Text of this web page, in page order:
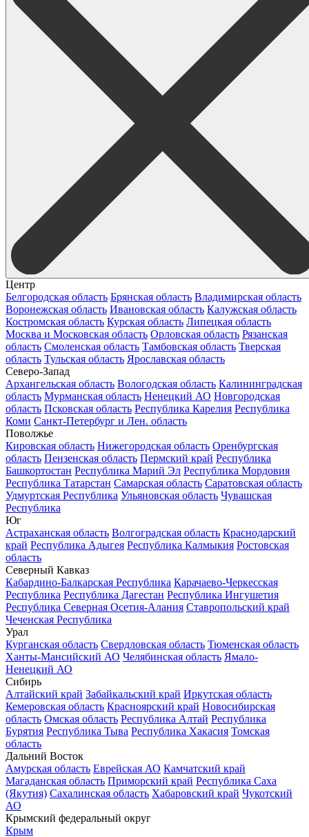
Центр
Белгородская область Брянская область Владимирская область
Воронежская область Ивановская область Калужская область
Костромская область Курская область Липецкая область
Москва и Московская область Орловская область Рязанская
область Смоленская область Тамбовская область Тверская
область Тульская область Ярославская область
Северо-Запад
Архангельская область Вологодская область Калининградская
область Мурманская область Ненецкий АО Новгородская
область Псковская область Республика Карелия Республика
Коми Санкт-Петербург и Лен. область
Поволжье
Кировская область Нижегородская область Оренбургская
область Пензенская область Пермский край Республика
Башкортостан Республика Марий Эл Республика Мордовия
Республика Татарстан Самарская область Саратовская область
Удмуртская Республика Ульяновская область Чувашская
Республика
Юг
Астраханская область Волгоградская область Краснодарский
край Республика Адыгея Республика Калмыкия Ростовская
область
Северный Кавказ
Кабардино-Балкарская Республика Карачаево-Черкесская
Республика Республика Дагестан Республика Ингушетия
Республика Северная Осетия-Алания Ставропольский край
Чеченская Республика
Урал
Курганская область Свердловская область Тюменская область
Ханты-Мансийский АО Челябинская область Ямало-
Ненецкий АО
Сибирь
Алтайский край Забайкальский край Иркутская область
Кемеровская область Красноярский край Новосибирская
область Омская область Республика Алтай Республика
Бурятия Республика Тыва Республика Хакасия Томская
область
Дальний Восток
Амурская область Еврейская АО Камчатский край
Магаданская область Приморский край Республика Саха
(Якутия) Сахалинская область Хабаровский край Чукотский
АО
Крымский федеральный округ
Крым